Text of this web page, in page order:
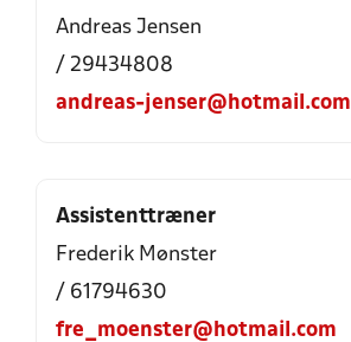
Andreas Jensen
/ 29434808
andreas-jenser@hotmail.com
Assistenttræner
Frederik Mønster
/ 61794630
fre_moenster@hotmail.com